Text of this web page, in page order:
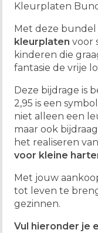
Kleurplaten
Met deze
kleurplaten voor
kinderen die
fantasie de vrije
Deze bijdrage is
2,95 is een
niet alleen een
maar ook
het realiseren
voor kleine
Met jouw
tot leven te
gezinnen.
Vul hieronder je